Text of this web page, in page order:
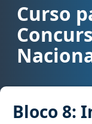
Curso para concurso
Curso
Bloco 8: